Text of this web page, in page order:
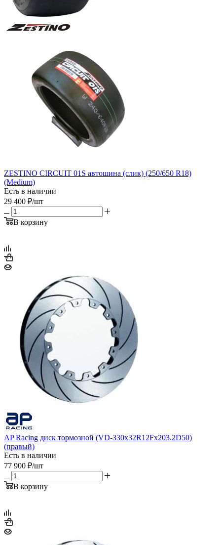
ZESTINO CIRCUIT 01S автошина (слик) (250/650 R18)
(Medium)
Есть в наличии
29 400 ₽/шт
В корзину
AP Racing диск тормозной (VD-330x32R12Fx203.2D50)
(правый)
Есть в наличии
77 900 ₽/шт
В корзину